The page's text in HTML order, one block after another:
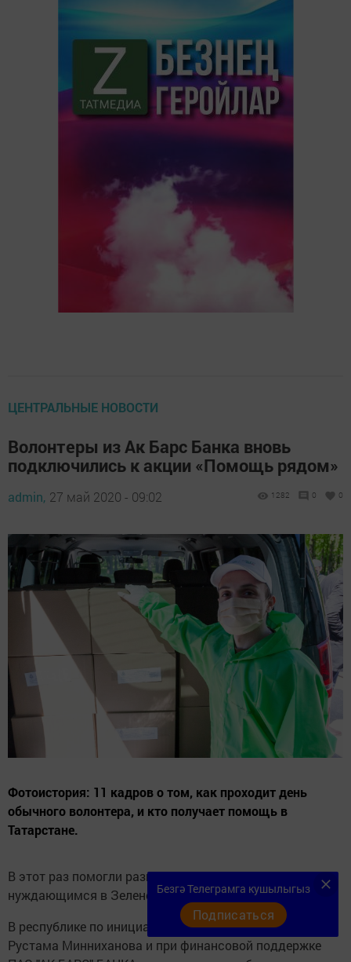
ЦЕНТРАЛЬНЫЕ НОВОСТИ
Волонтеры из Ак Барс Банка вновь
подключились к акции «Помощь рядом»
admin, 27 май 2020 - 09:02 1282 0 0
Фотоистория: 11 кадров о том, как проходит день
обычного волонтера, и кто получает помощь в
Татарстане.
В этот раз помогли развести продуктовые наборы
нуждающимся в Зеленодольске
В республике по инициативе Президента Татарстана
Рустама Минниханова и при финансовой поддержке
Безгә Телеграмга кушылыгыз
Подписаться